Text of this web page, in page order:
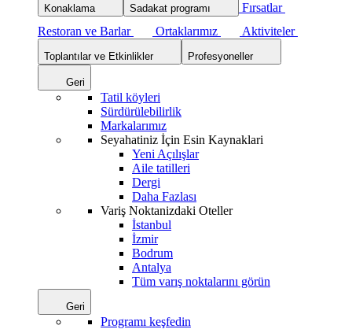
Konaklama Sadakat programı
Fırsatlar
Restoran ve Barlar
Ortaklarımız Aktiviteler
Toplantılar ve Etkinlikler Profesyoneller
Geri
Tatil köyleri
Sürdürülebilirlik
Markalarımız
Seyahatiniz İçin Esin Kaynaklari
Yeni Açılışlar
Aile tatilleri
Dergi
Daha Fazlası
Variş Noktanizdaki Oteller
İstanbul
İzmir
Bodrum
Antalya
Tüm varış noktalarını görün
Geri
Programı keşfedin